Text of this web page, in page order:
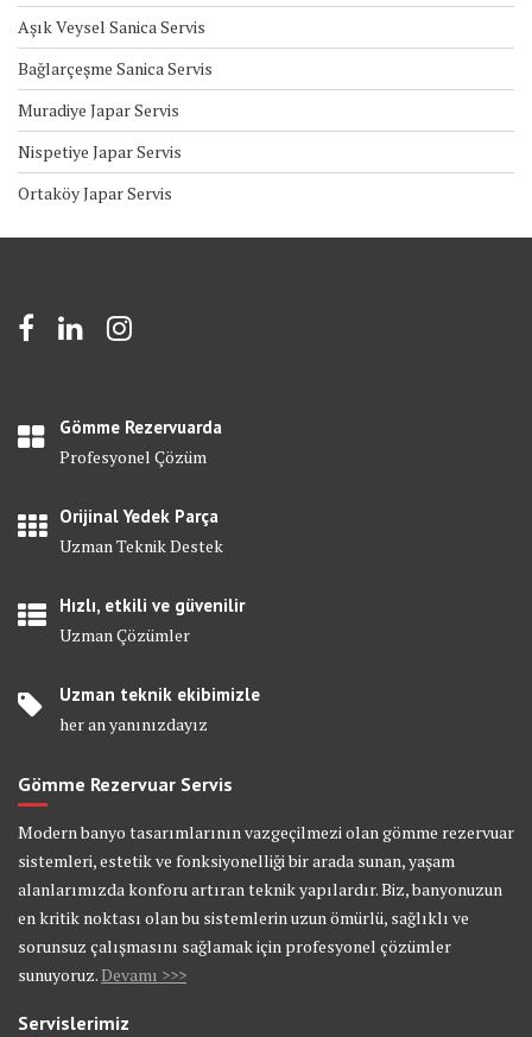
Aşık Veysel Sanica Servis
Bağlarçeşme Sanica Servis
Muradiye Japar Servis
Nispetiye Japar Servis
Ortaköy Japar Servis
Gömme Rezervuarda
Profesyonel Çözüm
Orijinal Yedek Parça
Uzman Teknik Destek
Hızlı, etkili ve güvenilir
Uzman Çözümler
Uzman teknik ekibimizle
her an yanınızdayız
Gömme Rezervuar Servis
Modern banyo tasarımlarının vazgeçilmezi olan gömme rezervuar
sistemleri, estetik ve fonksiyonelliği bir arada sunan, yaşam
alanlarımızda konforu artıran teknik yapılardır. Biz, banyonuzun
en kritik noktası olan bu sistemlerin uzun ömürlü, sağlıklı ve
sorunsuz çalışmasını sağlamak için profesyonel çözümler
sunuyoruz.Devamı >>>
Servislerimiz